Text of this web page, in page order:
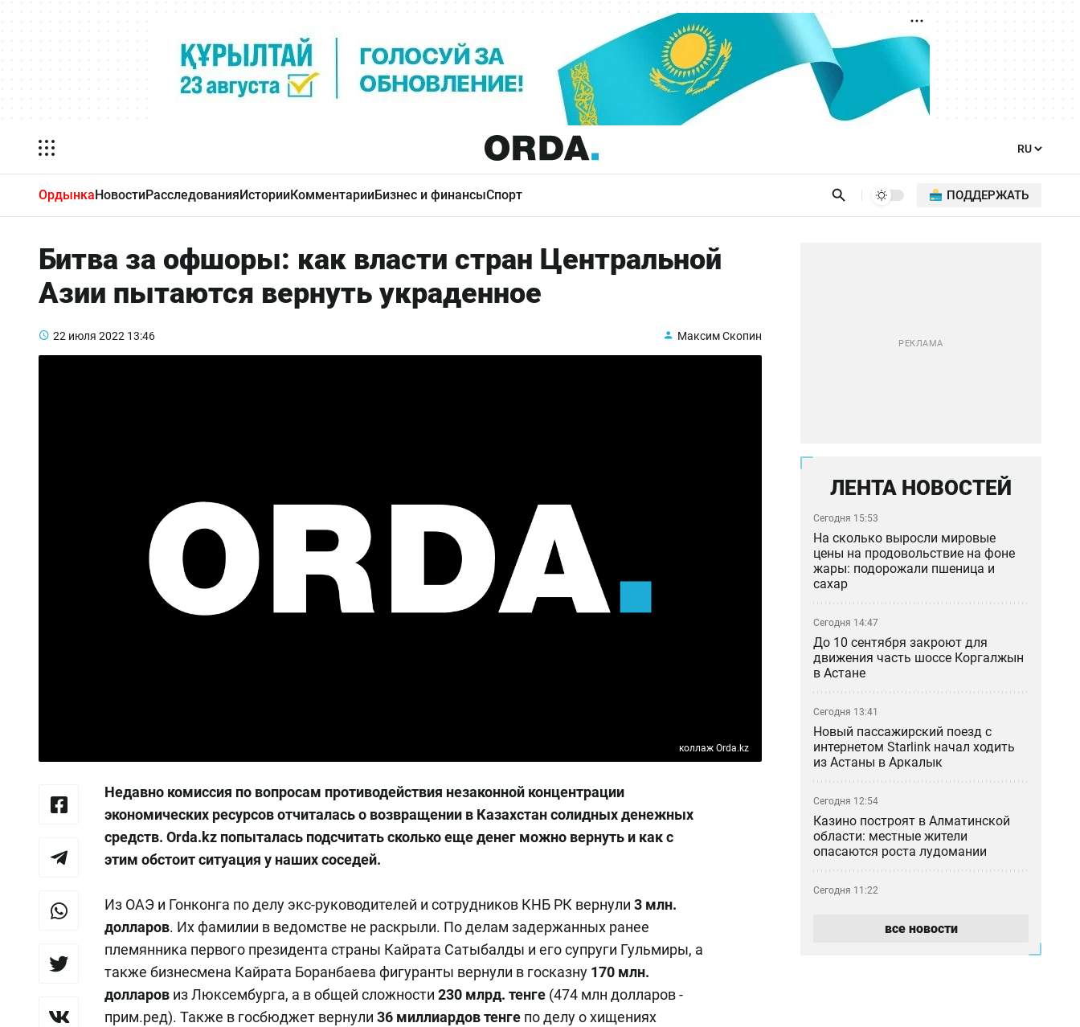
ОрдынкаНовостиРасследованияИсторииКомментарииБизнес и финансыСпорт ПОДДЕРЖАТЬ
Битва за офшоры: как власти стран Центральной
Азии пытаются вернуть украденное
22 июля 2022 13:46 Максим Скопин
коллаж Orda.kz
Недавно комиссия по вопросам противодействия незаконной концентрации
экономических ресурсов отчиталась о возвращении в Казахстан солидных денежных
средств. Orda.kz попыталась подсчитать сколько еще денег можно вернуть и как с
этим обстоит ситуация у наших соседей.
Из ОАЭ и Гонконга по делу экс-руководителей и сотрудников КНБ РК вернули 3 млн.
долларов. Их фамилии в ведомстве не раскрыли. По делам задержанных ранее
племянника первого президента страны Кайрата Сатыбалды и его супруги Гульмиры, а
также бизнесмена Кайрата Боранбаева фигуранты вернули в госказну 170 млн.
долларов из Люксембурга, а в общей сложности 230 млрд. тенге (474 млн долларов -
прим.ред). Также в госбюджет вернули 36 миллиардовтенге по делу о хищениях
ЛЕНТА НОВОСТЕЙ
Сегодня 15:53
На сколько выросли мировые
цены на продовольствие на фоне
жары: подорожали пшеница и
сахар
Сегодня 14:47
До 10 сентября закроют для
движения часть шоссе Коргалжын
в Астане
Сегодня 13:41
Новый пассажирский поезд с
интернетом Starlink начал ходить
из Астаны в Аркалык
Сегодня 12:54
Казино построят в Алматинской
области: местные жители
опасаются роста лудомании
Сегодня 11:22
камере?»: мать умершей в ИВС
все новости